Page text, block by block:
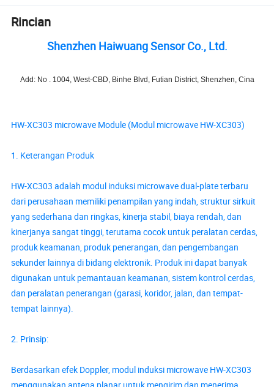
Rincian
Shenzhen Haiwuang Sensor Co., Ltd.
Add: No . 1004, West-CBD, Binhe Blvd, Futian District, Shenzhen, Cina
HW-XC303 microwave Module (Modul microwave HW-XC303)
1. Keterangan Produk
HW-XC303 adalah modul induksi microwave dual-plate terbaru
dari perusahaan memiliki penampilan yang indah, struktur sirkuit
yang sederhana dan ringkas, kinerja stabil, biaya rendah, dan
kinerjanya sangat tinggi, terutama cocok untuk peralatan cerdas,
produk keamanan, produk penerangan, dan pengembangan
sekunder lainnya di bidang elektronik. Produk ini dapat banyak
digunakan untuk pemantauan keamanan, sistem kontrol cerdas,
dan peralatan penerangan (garasi, koridor, jalan, dan tempat-
tempat lainnya).
2. Prinsip:
Berdasarkan efek Doppler, modul induksi microwave HW-XC303